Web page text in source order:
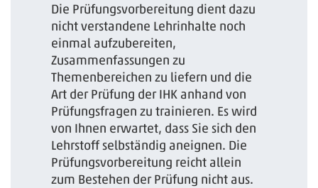
Die Prüfungsvorbereitung dient dazu
nicht verstandene Lehrinhalte noch
einmal aufzubereiten,
Zusammenfassungen zu
Themenbereichen zu liefern und die
Art der Prüfung der IHK anhand von
Prüfungsfragen zu trainieren. Es wird
von Ihnen erwartet, dass Sie sich den
Lehrstoff selbständig aneignen. Die
Prüfungsvorbereitung reicht allein
zum Bestehen der Prüfung nicht aus.